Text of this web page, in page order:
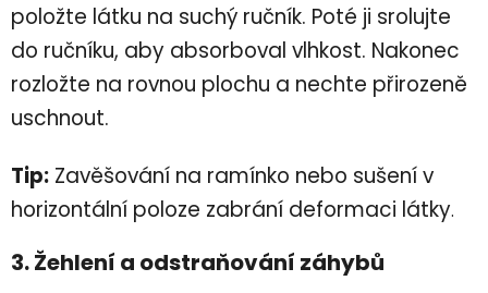
položte látku na suchý ručník. Poté ji srolujte
do ručníku, aby absorboval vlhkost. Nakonec
rozložte na rovnou plochu a nechte přirozeně
uschnout.
Tip: Zavěšování na ramínko nebo sušení v
horizontální poloze zabrání deformaci látky.
3. Žehlení a odstraňování záhybů